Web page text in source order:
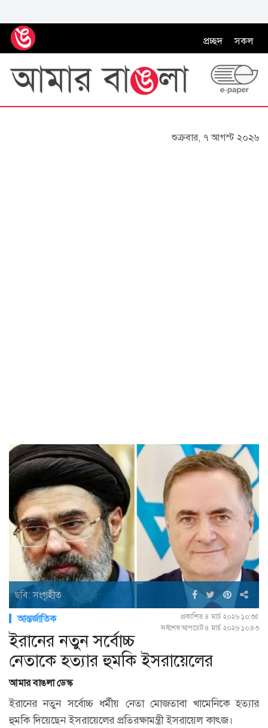
প্রচ্ছদ সকল
শুক্রবার, ৭ আগস্ট ২০২৬
ছবি: সংগৃহীত
আন্তর্জাতিক
প্রকাশিত ৪ মার্চ ২০২৬ ১০:৩৫
সর্বশেষ আপডেট ৪ মার্চ ২০২৬ ১০:৪৩
ইরানের নতুন সর্বোচ্চ
নেতাকে হত্যার হুমকি ইসরায়েলের
আমার বাঙলা ডেস্ক
ইরানের নতুন সর্বোচ্চ ধর্মীয় নেতা মোজতাবা খামেনিকে হত্যার
হুমকি দিয়েছেন ইসরায়েলের প্রতিরক্ষামন্ত্রী ইসরায়েল কাৎজ।